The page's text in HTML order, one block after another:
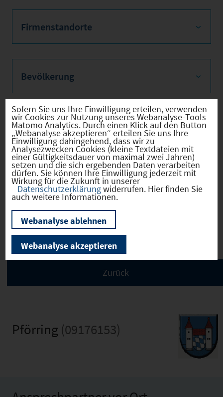
Firmenstandorte
Bevölkerung
Sozialvers. Beschäftigte
Verkehrsinfrastruktur
Kommunale Infrastruktur
Pförring (09176153)
Sofern Sie uns Ihre Einwilligung erteilen, verwenden
wir Cookies zur Nutzung unseres Webanalyse-Tools
Matomo Analytics. Durch einen Klick auf den Button
„Webanalyse akzeptieren“ erteilen Sie uns Ihre
Einwilligung dahingehend, dass wir zu
Analysezwecken Cookies (kleine Textdateien mit
einer Gültigkeitsdauer von maximal zwei Jahren)
setzen und die sich ergebenden Daten verarbeiten
dürfen. Sie können Ihre Einwilligung jederzeit mit
Wirkung für die Zukunft in unserer
Datenschutzerklärungwiderrufen. Hier finden Sie
auch weitere Informationen.
Webanalyse ablehnen
Webanalyse akzeptieren